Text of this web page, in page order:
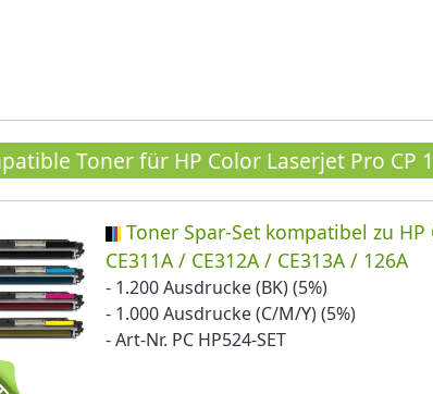
Toner für HP Color Laserjet Pro CP
Toner Spar-Set kompatibel zu HP
CE311A / CE312A / CE313A / 126A
- 1.200 Ausdrucke (BK) (5%)
- 1.000 Ausdrucke (C/M/Y) (5%)
- Art-Nr. PC HP524-SET